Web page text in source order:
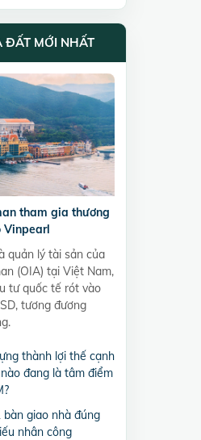
ĐẤT MỚI NHẤT
tham gia thương
Vinpearl
quản lý tài sản của
(OIA) tại Việt Nam,
tư quốc tế rót vào
tương đương
thành lợi thế cạnh
đang là tâm điểm
giao nhà đúng
nhân công